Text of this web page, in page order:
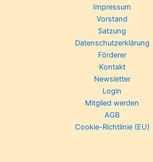
Impressum
Vorstand
Satzung
Datenschutzerklärung
Förderer
Kontakt
Newsletter
Login
Mitglied werden
AGB
Cookie-Richtlinie (EU)